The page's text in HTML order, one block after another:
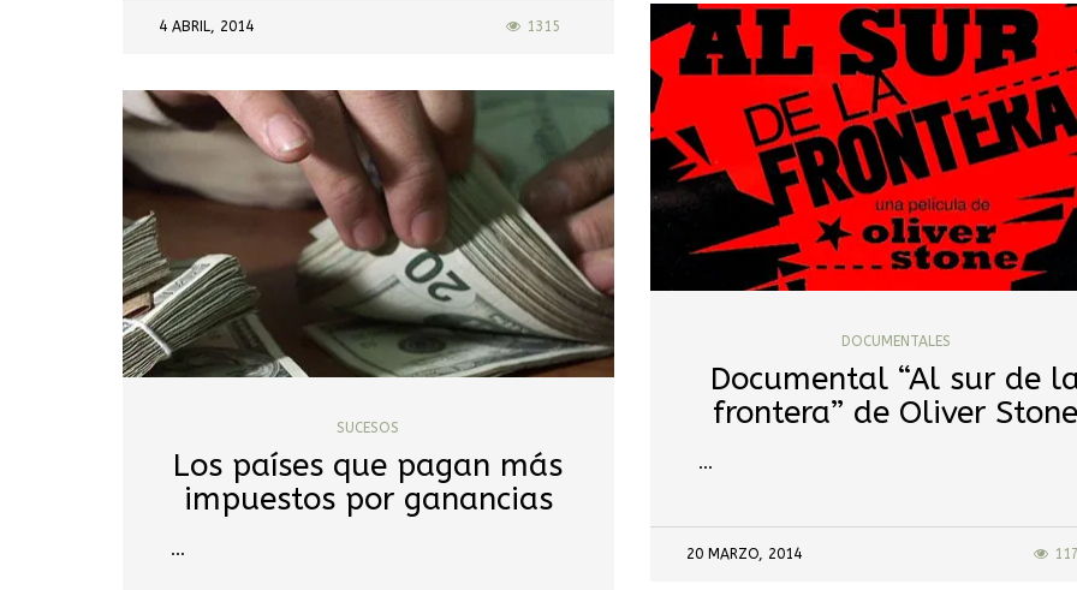
4 ABRIL, 2014 1315
DOCUMENTALES
Documental “Al sur de
frontera” de Oliver
…
20 MARZO, 2014
SUCESOS
Los países que pagan más
impuestos por ganancias
…